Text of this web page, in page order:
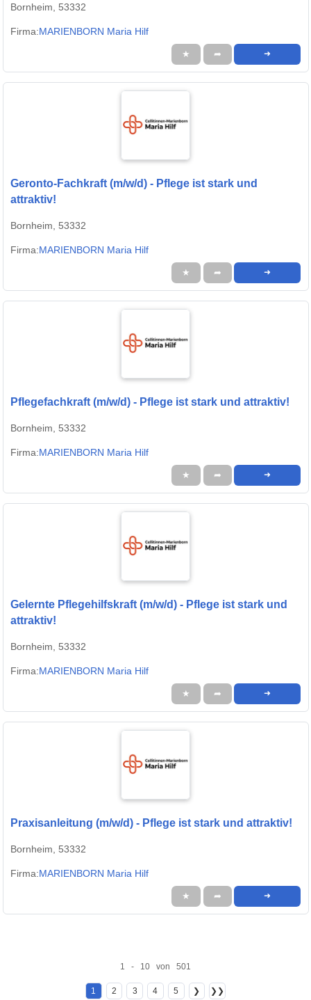
Bornheim, 53332
Firma:MARIENBORN Maria Hilf
★ ➦ ➜
Geronto-Fachkraft (m/w/d) - Pflege ist stark und
attraktiv!
Bornheim, 53332
Firma:MARIENBORN Maria Hilf
★ ➦ ➜
Pflegefachkraft (m/w/d) - Pflege ist stark und attraktiv!
Bornheim, 53332
Firma:MARIENBORN Maria Hilf
★ ➦ ➜
Gelernte Pflegehilfskraft (m/w/d) - Pflege ist stark und
attraktiv!
Bornheim, 53332
Firma:MARIENBORN Maria Hilf
★ ➦ ➜
Praxisanleitung (m/w/d) - Pflege ist stark und attraktiv!
Bornheim, 53332
Firma:MARIENBORN Maria Hilf
★ ➦ ➜
1 - 10 von 501
1 2 3 4 5 ❯ ❯❯